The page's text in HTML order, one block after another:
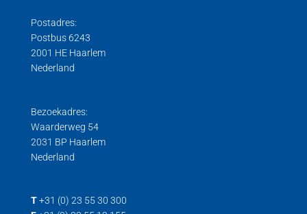
Robot sensor
Trek kracht
Trek/druk kracht
Stainless steel centercel
Gebruiksaanwijzingen
Hygiënische Load Cells
Load cell voor trek- en drukkrachten
Postadres:
Postbus 6243
2001 HE Haarlem
Nederland
Bezoekadres:
Waarderweg 54
2031 BP Haarlem
Nederland
T +31 (0) 23 55 30 300